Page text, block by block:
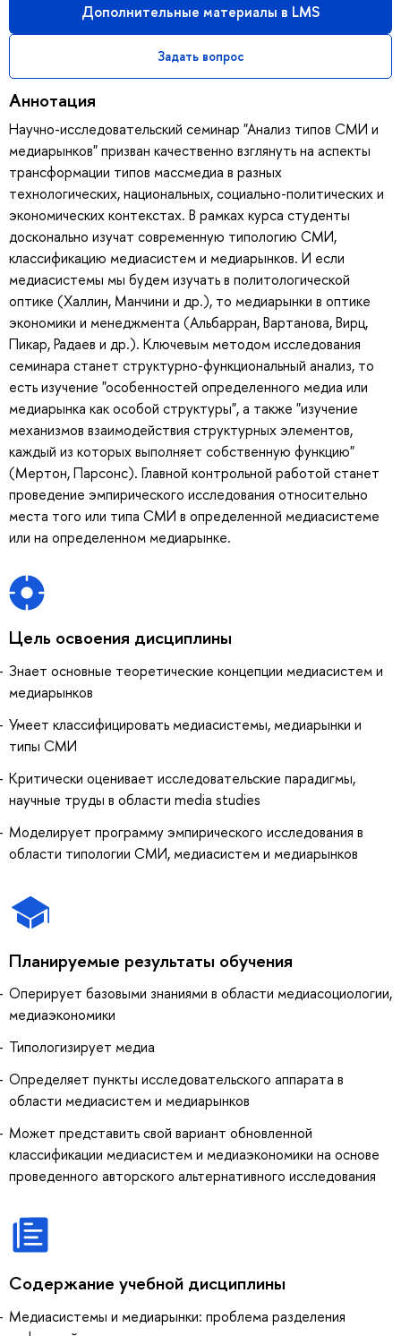
Дополнительные материалы в LMS
Задать вопрос
Аннотация
Научно-исследовательский семинар "Анализ типов СМИ и
медиарынков" призван качественно взглянуть на аспекты
трансформации типов массмедиа в разных
технологических, национальных, социально-политических и
экономических контекстах. В рамках курса студенты
досконально изучат современную типологию СМИ,
классификацию медиасистем и медиарынков. И если
медиасистемы мы будем изучать в политологической
оптике (Халлин, Манчини и др.), то медиарынки в оптике
экономики и менеджмента (Альбарран, Вартанова, Вирц,
Пикар, Радаев и др.). Ключевым методом исследования
семинара станет структурно-функциональный анализ, то
есть изучение "особенностей определенного медиа или
медиарынка как особой структуры", а также "изучение
механизмов взаимодействия структурных элементов,
каждый из которых выполняет собственную функцию"
(Мертон, Парсонс). Главной контрольной работой станет
проведение эмпирического исследования относительно
места того или типа СМИ в определенной медиасистеме
или на определенном медиарынке.
Цель освоения дисциплины
Знает основные теоретические концепции медиасистем и
медиарынков
Умеет классифицировать медиасистемы, медиарынки и
типы СМИ
Критически оценивает исследовательские парадигмы,
научные труды в области media studies
Моделирует программу эмпирического исследования в
области типологии СМИ, медиасистем и медиарынков
Планируемые результаты обучения
Оперирует базовыми знаниями в области медиасоциологии,
медиаэкономики
Типологизирует медиа
Определяет пункты исследовательского аппарата в
области медиасистем и медиарынков
Может представить свой вариант обновленной
классификации медиасистем и медиаэкономики на основе
проведенного авторского альтернативного исследования
Содержание учебной дисциплины
Медиасистемы и медиарынки: проблема разделения